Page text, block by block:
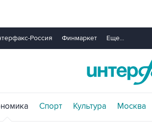
Россия Финмаркет Еще...
Спорт Культура Москва